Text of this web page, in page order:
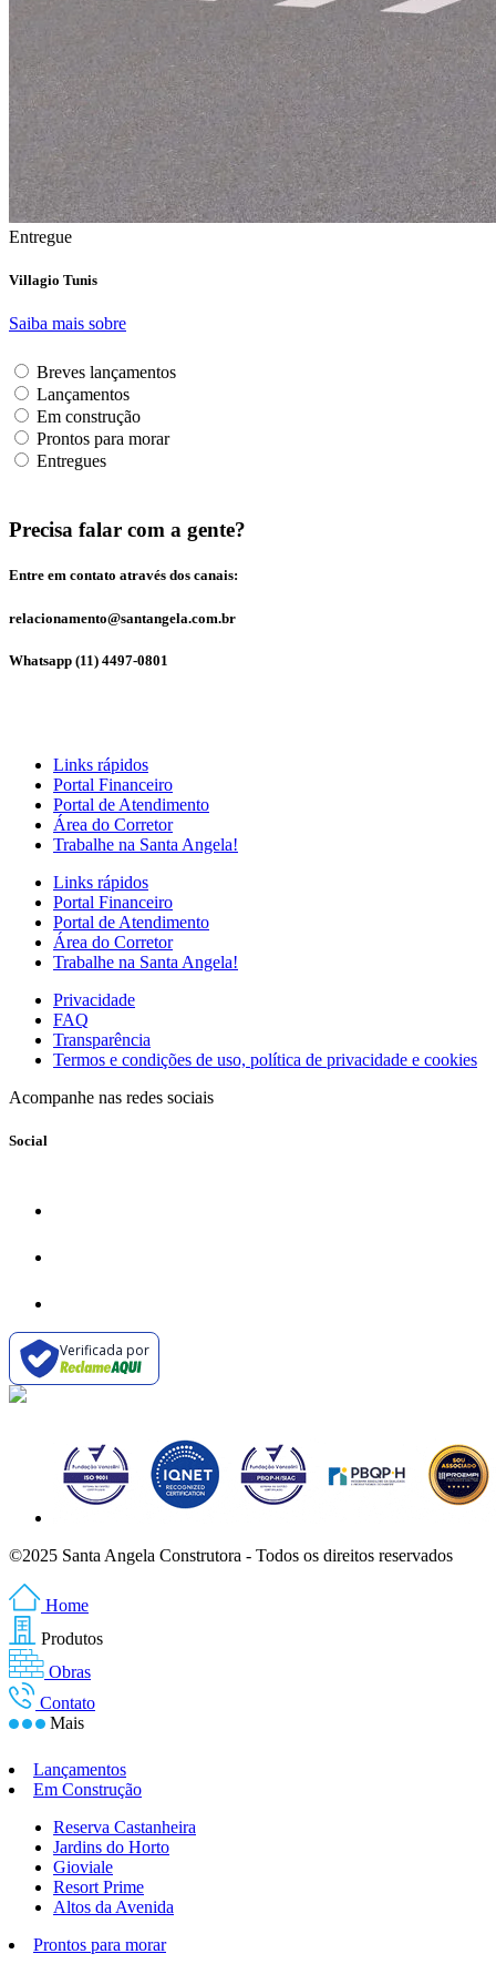
Entregue
Villagio Tunis
Saiba mais sobre
Breves lançamentos
Lançamentos
Em construção
Prontos para morar
Entregues
Precisa falar com a gente?
Entre em contato através dos canais:
relacionamento@santangela.com.br
Whatsapp (11) 4497-0801
Links rápidos
Portal Financeiro
Portal de Atendimento
Área do Corretor
Trabalhe na Santa Angela!
Links rápidos
Portal Financeiro
Portal de Atendimento
Área do Corretor
Trabalhe na Santa Angela!
Privacidade
FAQ
Transparência
Termos e condições de uso, política de privacidade e cookies
Acompanhe nas redes sociais
Social
Verificada por
©2025 Santa Angela Construtora - Todos os direitos reservados
Home
Produtos
Obras
Contato
Mais
Lançamentos
Em Construção
Reserva Castanheira
Jardins do Horto
Gioviale
Resort Prime
Altos da Avenida
Prontos para morar